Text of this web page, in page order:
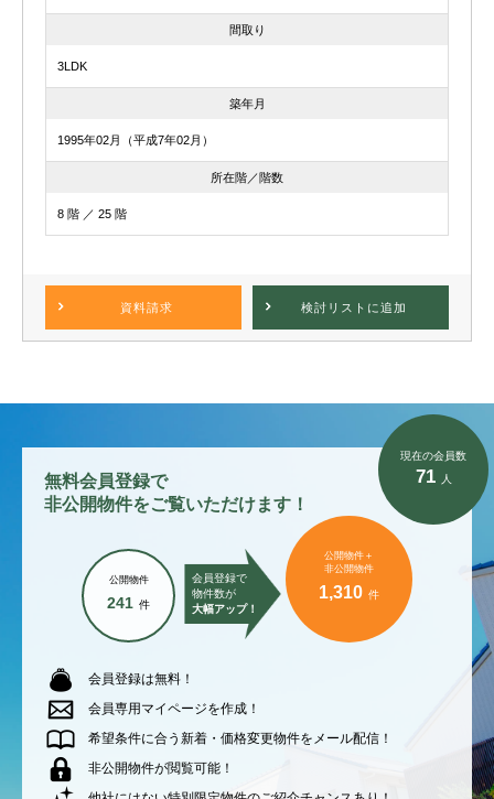
間取り
3LDK
築年月
1995年02月（平成7年02月）
所在階／階数
8 階 ／ 25 階
資料請求 検討リスト に追加
無料会員登録で
非公開物件をご覧いただけます！
会員登録で
物件数が
大幅アップ！
公開物件
241 件
公開物件＋
非公開物件
1,310 件
現在の会員数
71 人
会員登録は無料！
会員専用マイページを作成！
希望条件に合う新着・価格変更物件をメール配信！
非公開物件が閲覧可能！